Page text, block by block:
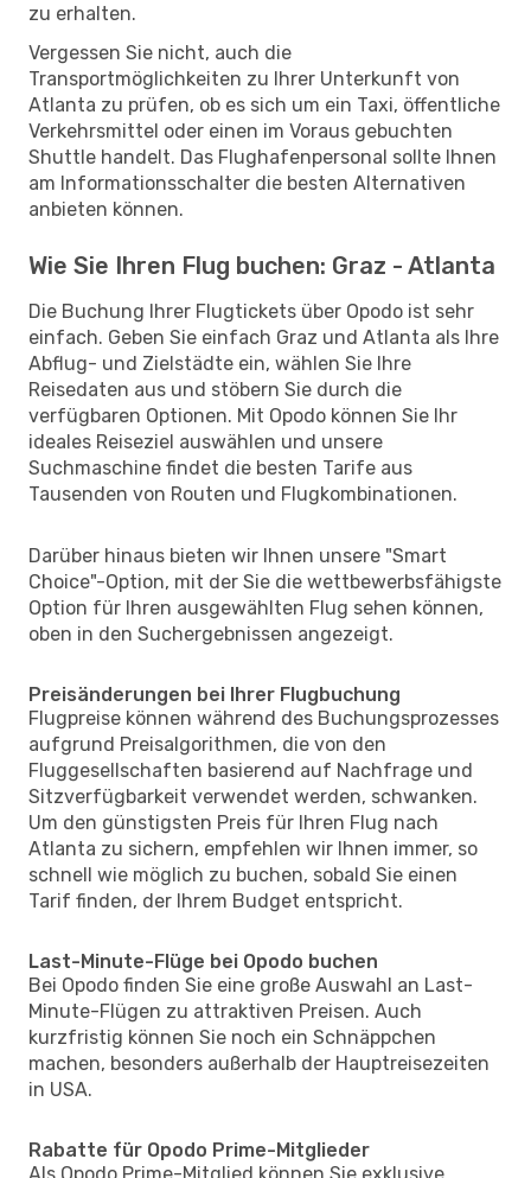
zu erhalten.
Vergessen Sie nicht, auch die
Transportmöglichkeiten zu Ihrer Unterkunft von
Atlanta zu prüfen, ob es sich um ein Taxi, öffentliche
Verkehrsmittel oder einen im Voraus gebuchten
Shuttle handelt. Das Flughafenpersonal sollte Ihnen
am Informationsschalter die besten Alternativen
anbieten können.
Wie Sie Ihren Flug buchen: Graz - Atlanta
Die Buchung Ihrer Flugtickets über Opodo ist sehr
einfach. Geben Sie einfach Graz und Atlanta als Ihre
Abflug- und Zielstädte ein, wählen Sie Ihre
Reisedaten aus und stöbern Sie durch die
verfügbaren Optionen. Mit Opodo können Sie Ihr
ideales Reiseziel auswählen und unsere
Suchmaschine findet die besten Tarife aus
Tausenden von Routen und Flugkombinationen.
Darüber hinaus bieten wir Ihnen unsere "Smart
Choice"-Option, mit der Sie die wettbewerbsfähigste
Option für Ihren ausgewählten Flug sehen können,
oben in den Suchergebnissen angezeigt.
Preisänderungen bei Ihrer Flugbuchung
Flugpreise können während des Buchungsprozesses
aufgrund Preisalgorithmen, die von den
Fluggesellschaften basierend auf Nachfrage und
Sitzverfügbarkeit verwendet werden, schwanken.
Um den günstigsten Preis für Ihren Flug nach
Atlanta zu sichern, empfehlen wir Ihnen immer, so
schnell wie möglich zu buchen, sobald Sie einen
Tarif finden, der Ihrem Budget entspricht.
Last-Minute-Flüge bei Opodo buchen
Bei Opodo finden Sie eine große Auswahl an Last-
Minute-Flügen zu attraktiven Preisen. Auch
kurzfristig können Sie noch ein Schnäppchen
machen, besonders außerhalb der Hauptreisezeiten
in USA.
Rabatte für Opodo Prime-Mitglieder